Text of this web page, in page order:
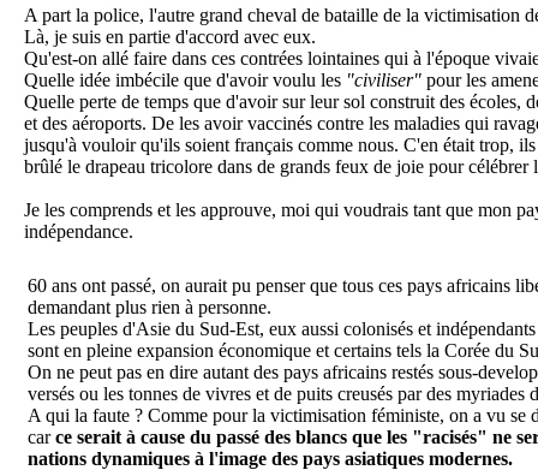
A part la police, l'autre grand cheval de bataille de la victimisation
Là, je suis en partie d'accord avec eux.
Qu'est-on allé faire dans ces contrées lointaines qui à l'époque
Quelle idée imbécile que d'avoir voulu les "civiliser" pour les
Quelle perte de temps que d'avoir sur leur sol construit des écoles,
et des aéroports. De les avoir vaccinés contre les maladies qui
jusqu'à vouloir qu'ils soient français comme nous. C'en était trop,
brûlé le drapeau tricolore dans de grands feux de joie pour célébrer
Je les comprends et les approuve, moi qui voudrais tant que mon
indépendance.
60 ans ont passé, on aurait pu penser que tous ces pays africains
demandant plus rien à personne.
Les peuples d'Asie du Sud-Est, eux aussi colonisés et
sont en pleine expansion économique et certains tels la Corée du
On ne peut pas en dire autant des pays africains restés sous-
versés ou les tonnes de vivres et de puits creusés par des
A qui la faute ? Comme pour la victimisation féministe, on a vu
carce serait à cause du passé des blancs que les "racisés" ne
nations dynamiques à l'image des pays asiatiques modernes.